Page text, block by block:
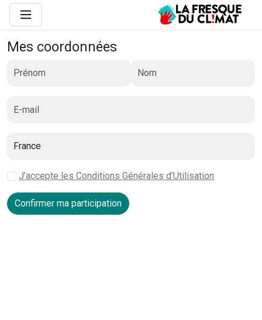
Mes coordonnées
J’accepte les Conditions Générales d’Utilisation